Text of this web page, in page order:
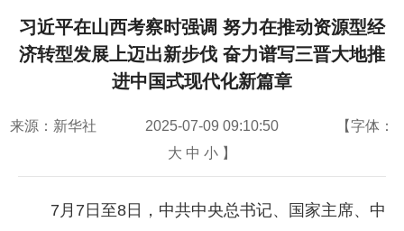
习近平在山西考察时强调 努力在推动资源型经
济转型发展上迈出新步伐 奋力谱写三晋大地推
进中国式现代化新篇章
来源：新华社 2025-07-09 09:10:50
【字体：
大 中 小 】
7月7日至8日，中共中央总书记、国家主席、中